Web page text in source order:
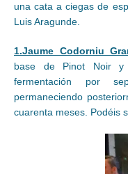
una cata a ciegas de
Luis Aragunde.
1.Jaume Codorniu
base de Pinot Noir y
fermentación por
permaneciendo
cuarenta meses. Podéis